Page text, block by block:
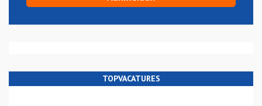
TOPVACATURES